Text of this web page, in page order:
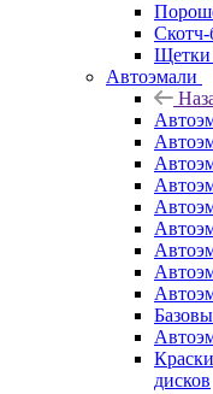
Скотч-
Щетки
Автоэмали
дисков